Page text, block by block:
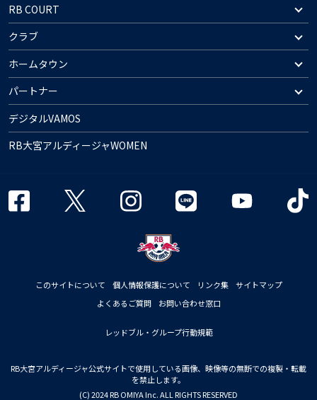
RB COURT
クラブ
ホームタウン
パートナー
デジタルVAMOS
RB大宮アルディージャWOMEN
このサイトについて 個人情報保護について リンク集
サイトマップ
よくあるご質問
お問い合わせ窓口
レッドブル・グループ行動規範
RB大宮アルディージャ公式サイトで使用している画像、映像等の無断での複製・転載
を禁止します。
(C) 2024 RB OMIYA Inc. ALL RIGHTS RESERVED